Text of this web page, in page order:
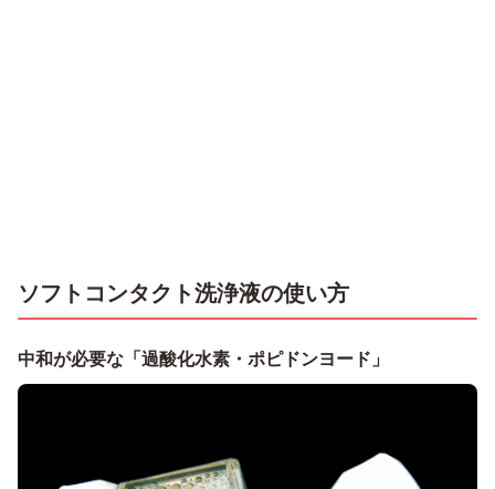
ソフトコンタクト洗浄液の使い方
中和が必要な「過酸化水素・ポピドンヨード」